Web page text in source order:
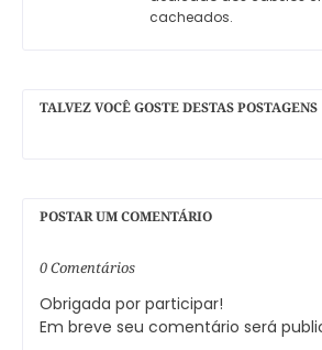
cacheados.
TALVEZ VOCÊ GOSTE DESTAS POSTAGENS
POSTAR UM COMENTÁRIO
0 Comentários
Obrigada por participar!
Em breve seu comentário será